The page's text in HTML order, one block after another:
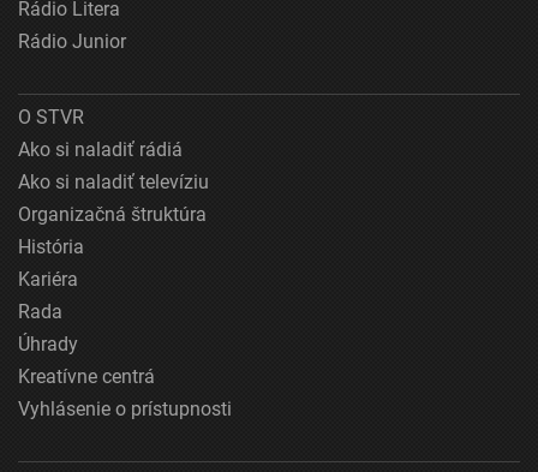
Rádio Litera
Rádio Junior
O STVR
Ako si naladiť rádiá
Ako si naladiť televíziu
Organizačná štruktúra
História
Kariéra
Rada
Úhrady
Kreatívne centrá
Vyhlásenie o prístupnosti